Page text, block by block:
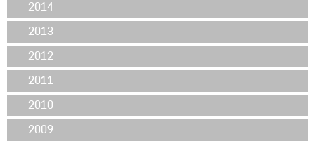
2014
2013
2012
2011
2010
2009